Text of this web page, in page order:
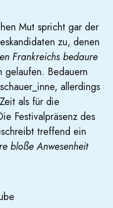
Mut spricht gar der
zu, denen
Frankreichs bedaure
gelaufen. Bedauern
allerdings
als für die
Festivalpräsenz des
treffend ein
bloße Anwesenheit